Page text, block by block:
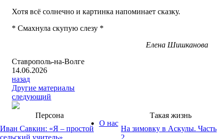
Хотя всё солнечно и картинка напоминает сказку.
* Смахнула скупую слезу *
Елена Шишканова
Ставрополь-на-Волге
14.06.2026
назад
Другие материалы
следующий
Персона
Иван Савкин: «Я – простой
Такая жизнь
На зимовку в Аскулы. Часть
О нас